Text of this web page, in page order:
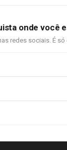
onde você
redes sociais. É só